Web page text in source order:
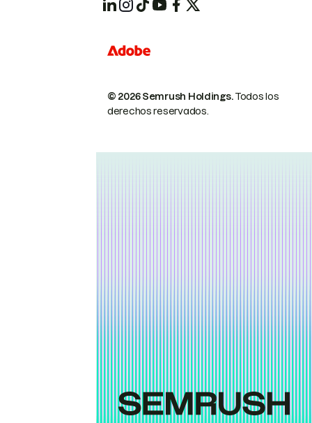
© 2026 Semrush Holdings.Todos los
derechos reservados.